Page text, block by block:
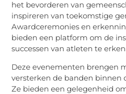
het bevorderen van
inspireren van toekomstige
Awardceremonies en
bieden een platform om de
successen van atleten te
Deze evenementen brengen
versterken de banden binnen
Ze bieden een gelegenheid